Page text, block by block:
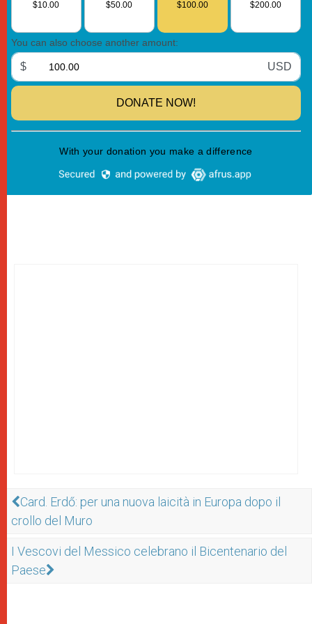
Card. Erdő: per una nuova laicità in Europa dopo il
crollo del Muro
I Vescovi del Messico celebrano il Bicentenario del
Paese